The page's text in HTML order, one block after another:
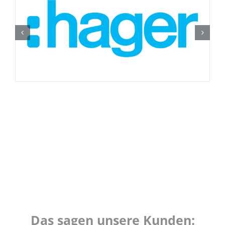
Das sagen unsere Kunden: